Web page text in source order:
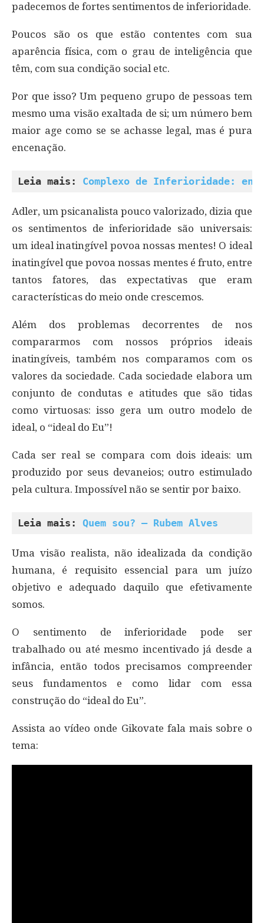
padecemos de fortes sentimentos de inferioridade.
Poucos são os que estão contentes com sua
aparência física, com o grau de inteligência que
têm, com sua condição social etc.
Por que isso? Um pequeno grupo de pessoas tem
mesmo uma visão exaltada de si; um número bem
maior age como se se achasse legal, mas é pura
encenação.
Leia mais: Complexo de Inferioridade:
Adler, um psicanalista pouco valorizado, dizia que
os sentimentos de inferioridade são universais:
um ideal inatingível povoa nossas mentes! O ideal
inatingível que povoa nossas mentes é fruto, entre
tantos fatores, das expectativas que eram
características do meio onde crescemos.
Além dos problemas decorrentes de nos
compararmos com nossos próprios ideais
inatingíveis, também nos comparamos com os
valores da sociedade. Cada sociedade elabora um
conjunto de condutas e atitudes que são tidas
como virtuosas: isso gera um outro modelo de
ideal, o “ideal do Eu”!
Cada ser real se compara com dois ideais: um
produzido por seus devaneios; outro estimulado
pela cultura. Impossível não se sentir por baixo.
Leia mais: Quem sou? – Rubem Alves
Uma visão realista, não idealizada da condição
humana, é requisito essencial para um juízo
objetivo e adequado daquilo que efetivamente
somos.
O sentimento de inferioridade pode ser
trabalhado ou até mesmo incentivado já desde a
infância, então todos precisamos compreender
seus fundamentos e como lidar com essa
construção do “ideal do Eu”.
Assista ao vídeo onde Gikovate fala mais sobre o
tema: